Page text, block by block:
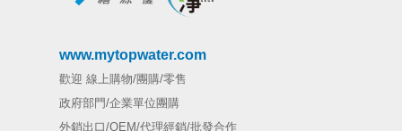
www.mytopwater.com
歡迎 線上購物/團購/零售
政府部門/企業單位團購
外銷出口/OEM/代理經銷/批發合作